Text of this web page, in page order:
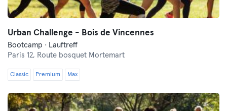
Urban Challenge - Bois de Vincennes
Bootcamp · Lauftreff
Paris 12, Route bosquet Mortemart
Classic Premium Max